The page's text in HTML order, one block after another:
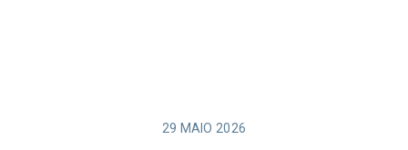
29 MAIO 2026